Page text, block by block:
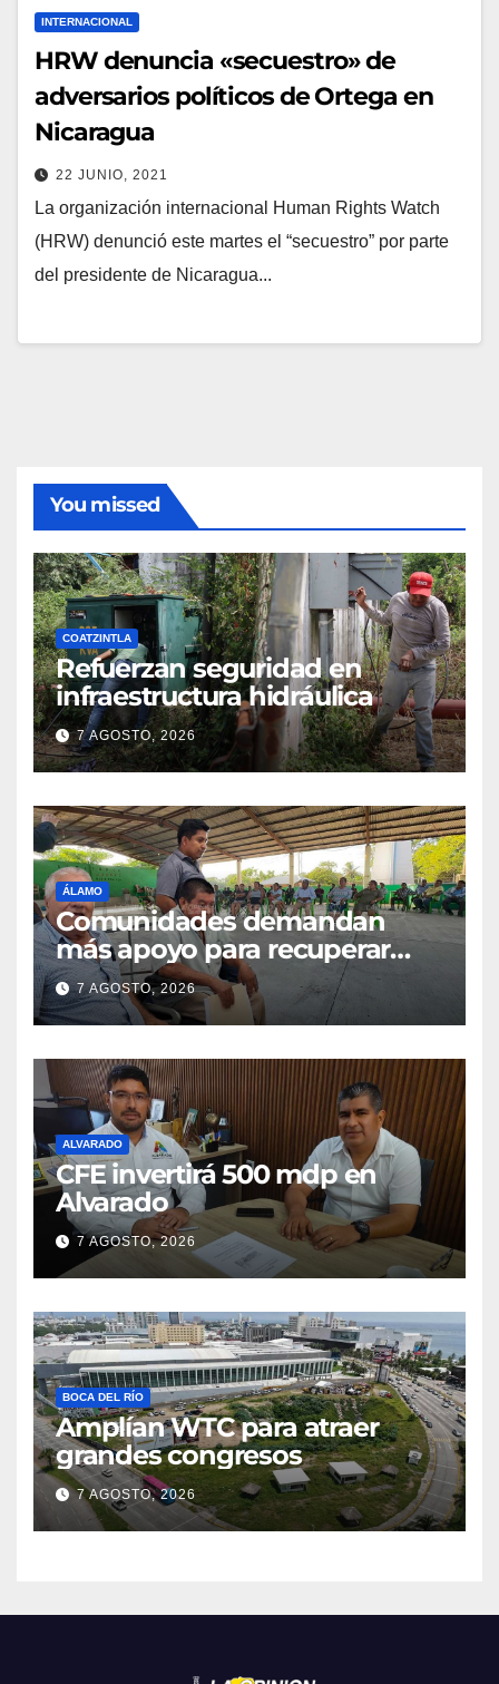
INTERNACIONAL
HRW denuncia «secuestro» de
adversarios políticos de Ortega en
Nicaragua
22 JUNIO, 2021
La organización internacional Human Rights Watch
(HRW) denunció este martes el “secuestro” por parte
del presidente de Nicaragua...
You missed
COATZINTLA
Refuerzan seguridad en
infraestructura hidráulica
7 AGOSTO, 2026
ÁLAMO
Comunidades demandan
más apoyo para recuperar
parcelas
7 AGOSTO, 2026
ALVARADO
CFE invertirá 500 mdp en
Alvarado
7 AGOSTO, 2026
BOCA DEL RÍO
Amplían WTC para atraer
grandes congresos
7 AGOSTO, 2026